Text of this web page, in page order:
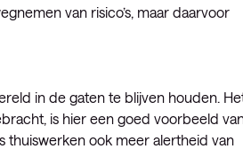
van risico’s, maar daarvoor
in de gaten te blijven houden.
is hier een goed voorbeeld
thuiswerken ook meer alertheid van